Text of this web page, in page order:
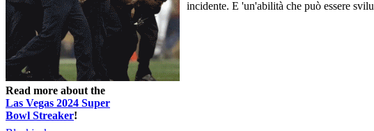
Read more about the
Las Vegas 2024 Super
Bowl Streaker!
incidente. E 'un'abilità che può essere